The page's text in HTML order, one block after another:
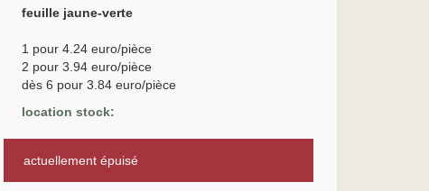
feuille jaune-verte
1 pour 4.24 euro/pièce
2 pour 3.94 euro/pièce
dès 6 pour 3.84 euro/pièce
location stock:
actuellement épuisé